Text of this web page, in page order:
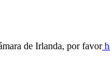
de Irlanda, por favor